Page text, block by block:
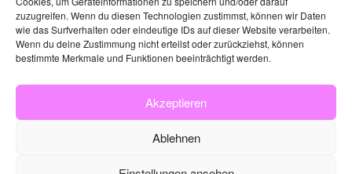
zuzugreifen. Wenn du diesen Technologien zustimmst, können wir Daten
wie das Surfverhalten oder eindeutige IDs auf dieser Website verarbeiten.
Wenn du deine Zustimmung nicht erteilst oder zurückziehst, können
bestimmte Merkmale und Funktionen beeinträchtigt werden.
Akzeptieren
Ablehnen